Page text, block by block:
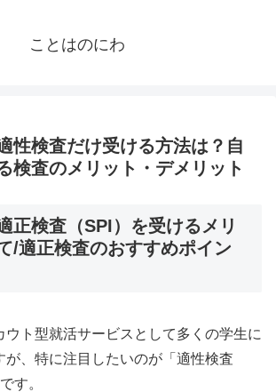
ことはのにわ
性検査だけ受ける方法は？自
検査のメリット・デメリット
正検査（SPI）を受けるメリ
/適正検査のおすすめポイン
ウト型就活サービスとして多くの学生に
が、特に注目したいのが「適性検査
す。